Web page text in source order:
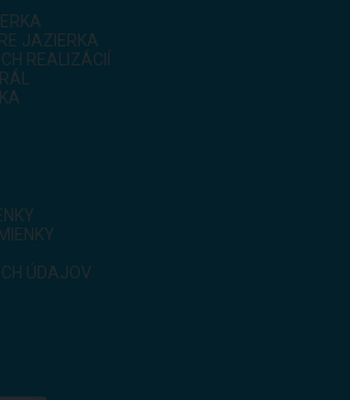
JAZIERKA
REALIZÁCIÍ
ÚDAJOV